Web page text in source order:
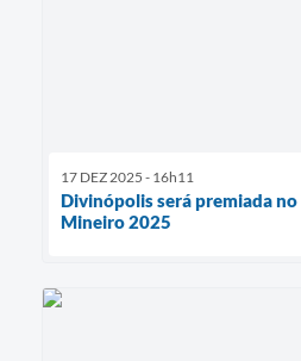
17 DEZ 2025 - 16h11
Divinópolis será premiada
Mineiro 2025